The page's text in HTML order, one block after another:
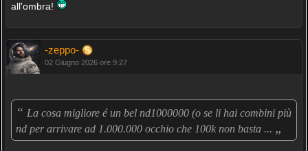
all'ombra!
-zeppo-
02 Giugno 2026 ore 9:27
“ La cosa migliore é un bel nd1000000 (o se li hai combini più
nd per arrivare ad 1.000.000 occhio che 100k non basta ... „